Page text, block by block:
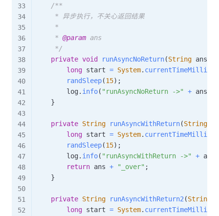
/**
     * 异步执行，不关心返回结果
     *
     *
@param ans
     */
private void runAsyncNoReturn(String ans
long start = System. currentTimeMillis
randSleep(15) ;
        log
. info( "runAsyncNoReturn ->" + ans
}
private String runAsyncWithReturn(String
long start = System. currentTimeMillis
randSleep(15) ;
        log
. info( "runAsyncWithReturn ->" + ans
return ans + "_over" ;
}
private String runAsyncWithReturn2 (String
long start = System. currentTimeMillis